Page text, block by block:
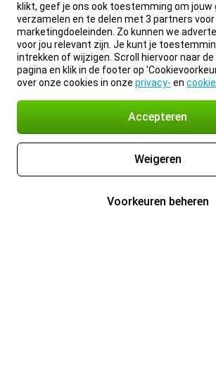
klikt, geef je ons ook toestemming om jouw
verzamelen en te delen met 3 partners voor
marketingdoeleinden. Zo kunnen we
voor jou relevant zijn. Je kunt je
intrekken of wijzigen. Scroll hiervoor naar
pagina en klik in de footer op
over onze cookies in onze privacy- en
Accepteren
Weigeren
Voorkeuren beheren